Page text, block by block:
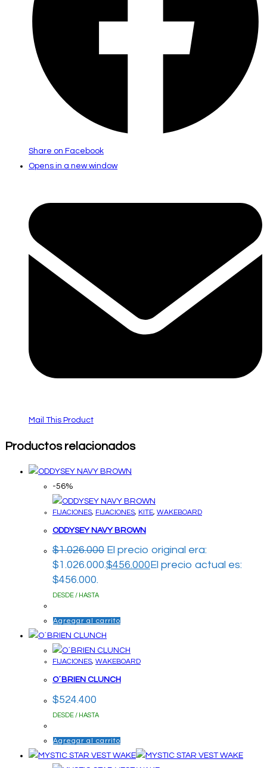
Share on Facebook
Opens in a new window
Mail This Product
Productos relacionados
-56%
FIJACIONES, FIJACIONES, KITE, WAKEBOARD
ODDYSEY NAVY BROWN
$1.026.000 El precio original era:
$1.026.000.$456.000 El precio actual es:
$456.000.
DESDE / HASTA
Agregar al carrito
FIJACIONES, WAKEBOARD
O´BRIEN CLUNCH
$524.400
DESDE / HASTA
Agregar al carrito